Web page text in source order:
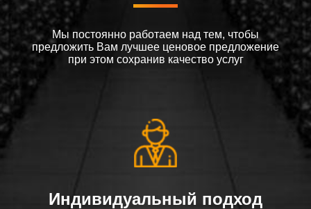
Мы постоянно работаем над тем, чтобы
предложить Вам лучшее ценовое предложение
при этом сохранив качество услуг
Индивидуальный подход